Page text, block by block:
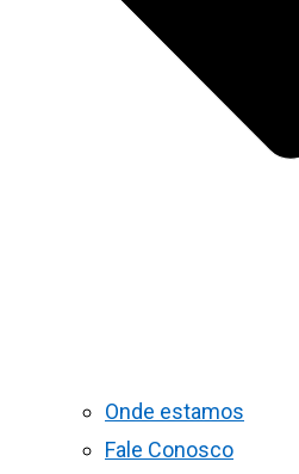
Onde estamos
Fale Conosco